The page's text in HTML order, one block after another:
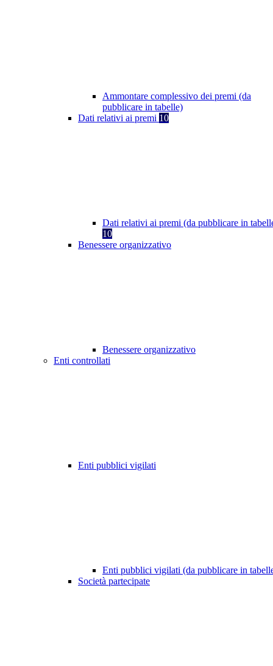
Ammontare complessivo dei premi (da
pubblicare in tabelle)
Dati relativi ai premi 10
Dati relativi ai premi (da pubblicare in
10
Benessere organizzativo
Benessere organizzativo
Enti controllati
Enti pubblici vigilati
Enti pubblici vigilati (da pubblicare in
Società partecipate